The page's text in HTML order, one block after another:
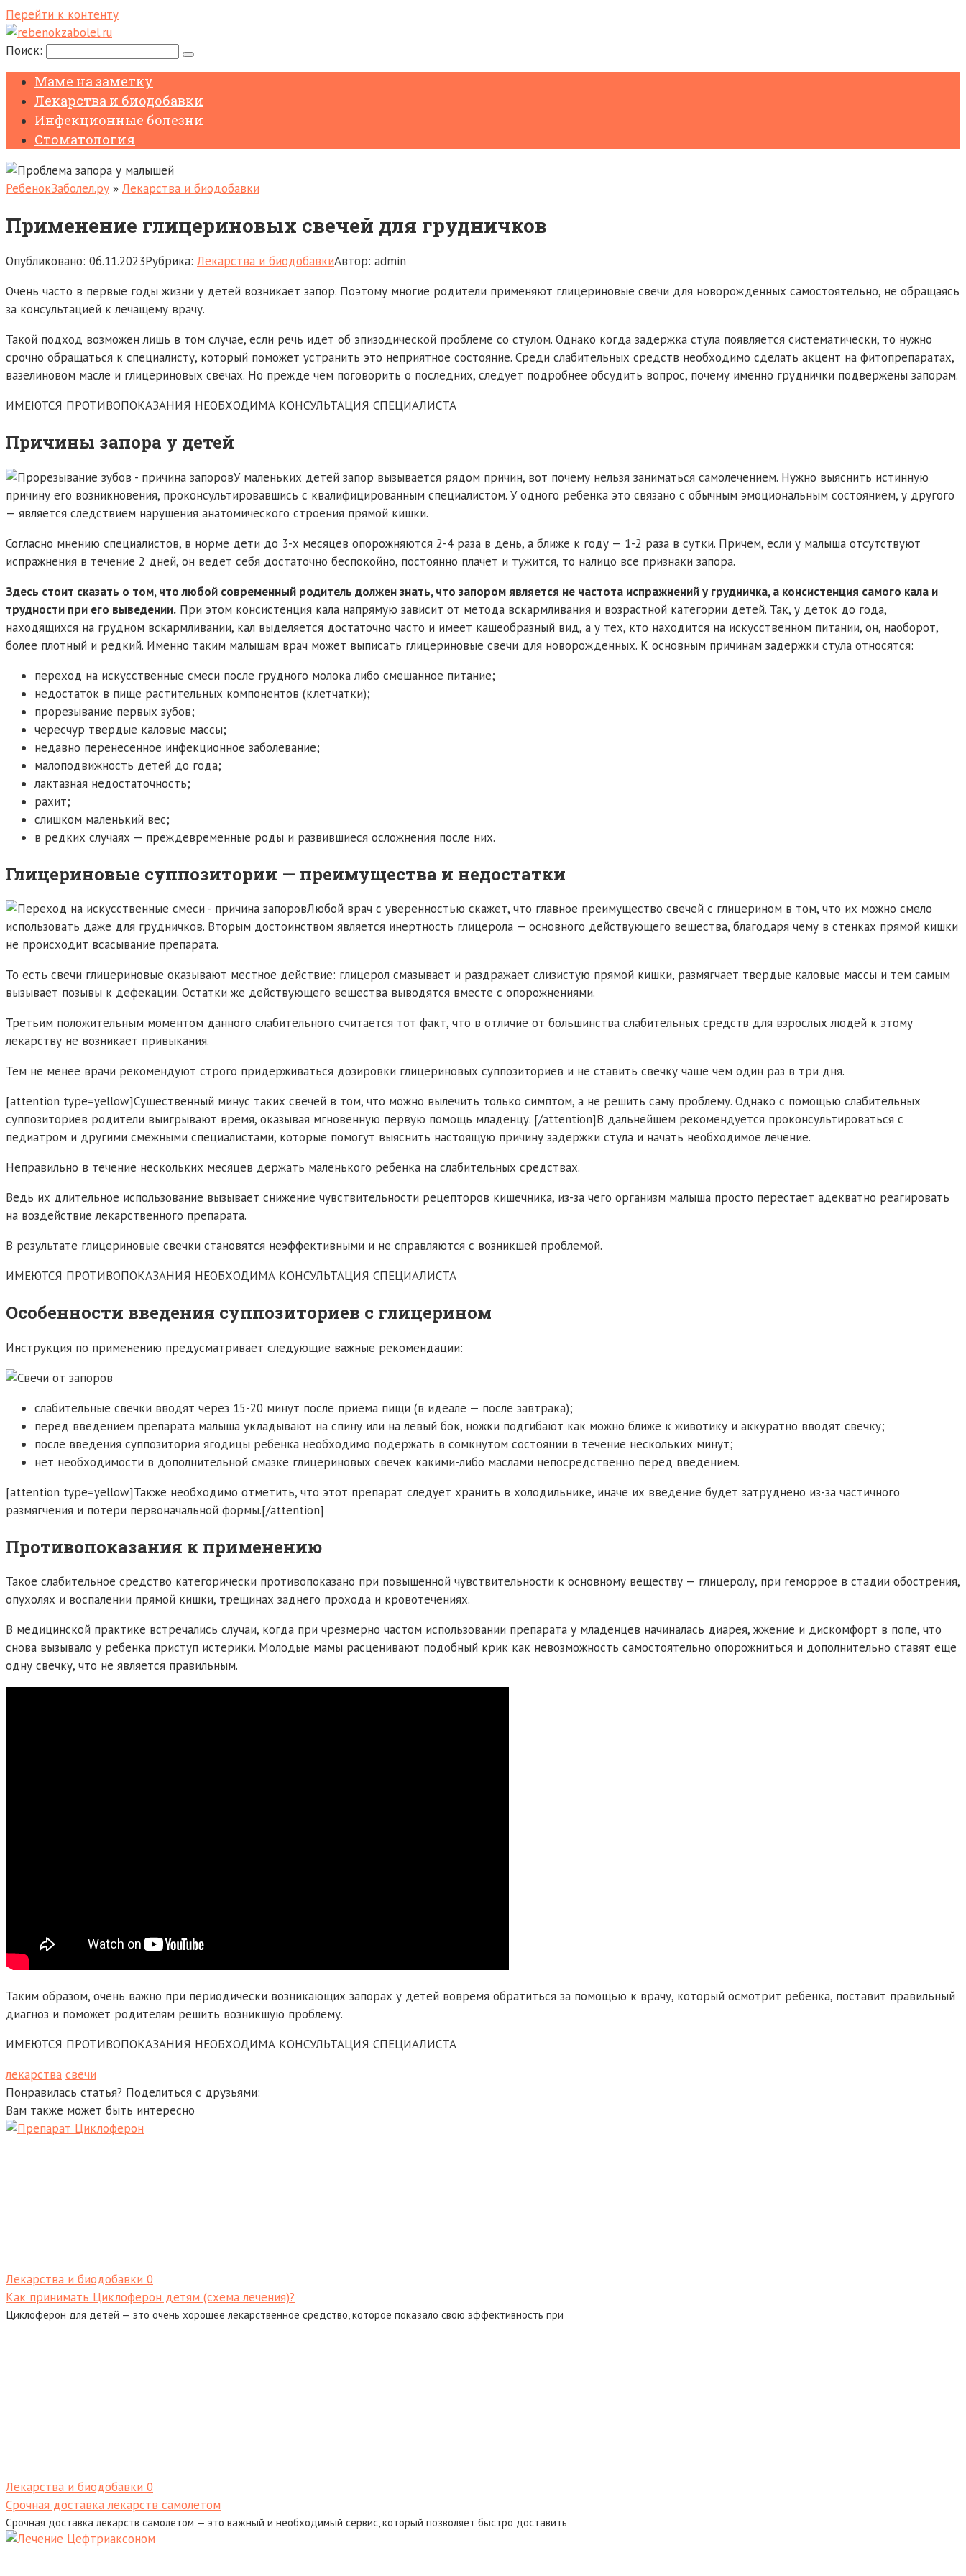
Перейти к контенту
Поиск:
Маме на заметку
Лекарства и биодобавки
Инфекционные болезни
Стоматология
РебенокЗаболел.ру » Лекарства и биодобавки
Применение глицериновых свечей для грудничков
Опубликовано: 06.11.2023Рубрика: Лекарства и биодобавкиАвтор: admin
Очень часто в первые годы жизни у детей возникает запор. Поэтому многие родители применяют глицериновые свечи для новорожденных самостоятельно, не обращаясь
за консультацией к лечащему врачу.
Такой подход возможен лишь в том случае, если речь идет об эпизодической проблеме со стулом. Однако когда задержка стула появляется систематически, то нужно
срочно обращаться к специалисту, который поможет устранить это неприятное состояние. Среди слабительных средств необходимо сделать акцент на фитопрепаратах,
вазелиновом масле и глицериновых свечах. Но прежде чем поговорить о последних, следует подробнее обсудить вопрос, почему именно груднички подвержены запорам.
ИМЕЮТСЯ ПРОТИВОПОКАЗАНИЯ НЕОБХОДИМА КОНСУЛЬТАЦИЯ СПЕЦИАЛИСТА
Причины запора у детей
У маленьких детей запор вызывается рядом причин, вот почему нельзя заниматься самолечением. Нужно выяснить истинную
причину его возникновения, проконсультировавшись с квалифицированным специалистом. У одного ребенка это связано с обычным эмоциональным состоянием, у другого
— является следствием нарушения анатомического строения прямой кишки.
Согласно мнению специалистов, в норме дети до 3-х месяцев опорожняются 2-4 раза в день, а ближе к году — 1-2 раза в сутки. Причем, если у малыша отсутствуют
испражнения в течение 2 дней, он ведет себя достаточно беспокойно, постоянно плачет и тужится, то налицо все признаки запора.
Здесь стоит сказать о том, что любой современный родитель должен знать, что запором является не частота испражнений у грудничка, а консистенция самого кала и
трудности при его выведении. При этом консистенция кала напрямую зависит от метода вскармливания и возрастной категории детей. Так, у деток до года,
находящихся на грудном вскармливании, кал выделяется достаточно часто и имеет кашеобразный вид, а у тех, кто находится на искусственном питании, он, наоборот,
более плотный и редкий. Именно таким малышам врач может выписать глицериновые свечи для новорожденных. К основным причинам задержки стула относятся:
переход на искусственные смеси после грудного молока либо смешанное питание;
недостаток в пище растительных компонентов (клетчатки);
прорезывание первых зубов;
чересчур твердые каловые массы;
недавно перенесенное инфекционное заболевание;
малоподвижность детей до года;
лактазная недостаточность;
рахит;
слишком маленький вес;
в редких случаях — преждевременные роды и развившиеся осложнения после них.
Глицериновые суппозитории — преимущества и недостатки
Любой врач с уверенностью скажет, что главное преимущество свечей с глицерином в том, что их можно смело
использовать даже для грудничков. Вторым достоинством является инертность глицерола — основного действующего вещества, благодаря чему в стенках прямой кишки
не происходит всасывание препарата.
То есть свечи глицериновые оказывают местное действие: глицерол смазывает и раздражает слизистую прямой кишки, размягчает твердые каловые массы и тем самым
вызывает позывы к дефекации. Остатки же действующего вещества выводятся вместе с опорожнениями.
Третьим положительным моментом данного слабительного считается тот факт, что в отличие от большинства слабительных средств для взрослых людей к этому
лекарству не возникает привыкания.
Тем не менее врачи рекомендуют строго придерживаться дозировки глицериновых суппозиториев и не ставить свечку чаще чем один раз в три дня.
[attention type=yellow]Существенный минус таких свечей в том, что можно вылечить только симптом, а не решить саму проблему. Однако с помощью слабительных
суппозиториев родители выигрывают время, оказывая мгновенную первую помощь младенцу. [/attention]В дальнейшем рекомендуется проконсультироваться с
педиатром и другими смежными специалистами, которые помогут выяснить настоящую причину задержки стула и начать необходимое лечение.
Неправильно в течение нескольких месяцев держать маленького ребенка на слабительных средствах.
Ведь их длительное использование вызывает снижение чувствительности рецепторов кишечника, из-за чего организм малыша просто перестает адекватно реагировать
на воздействие лекарственного препарата.
В результате глицериновые свечки становятся неэффективными и не справляются с возникшей проблемой.
ИМЕЮТСЯ ПРОТИВОПОКАЗАНИЯ НЕОБХОДИМА КОНСУЛЬТАЦИЯ СПЕЦИАЛИСТА
Особенности введения суппозиториев с глицерином
Инструкция по применению предусматривает следующие важные рекомендации:
слабительные свечки вводят через 15-20 минут после приема пищи (в идеале — после завтрака);
перед введением препарата малыша укладывают на спину или на левый бок, ножки подгибают как можно ближе к животику и аккуратно вводят свечку;
после введения суппозитория ягодицы ребенка необходимо подержать в сомкнутом состоянии в течение нескольких минут;
нет необходимости в дополнительной смазке глицериновых свечек какими-либо маслами непосредственно перед введением.
[attention type=yellow]Также необходимо отметить, что этот препарат следует хранить в холодильнике, иначе их введение будет затруднено из-за частичного
размягчения и потери первоначальной формы.[/attention]
Противопоказания к применению
Такое слабительное средство категорически противопоказано при повышенной чувствительности к основному веществу — глицеролу, при геморрое в стадии обострения,
опухолях и воспалении прямой кишки, трещинах заднего прохода и кровотечениях.
В медицинской практике встречались случаи, когда при чрезмерно частом использовании препарата у младенцев начиналась диарея, жжение и дискомфорт в попе, что
снова вызывало у ребенка приступ истерики. Молодые мамы расценивают подобный крик как невозможность самостоятельно опорожниться и дополнительно ставят еще
одну свечку, что не является правильным.
Таким образом, очень важно при периодически возникающих запорах у детей вовремя обратиться за помощью к врачу, который осмотрит ребенка, поставит правильный
диагноз и поможет родителям решить возникшую проблему.
ИМЕЮТСЯ ПРОТИВОПОКАЗАНИЯ НЕОБХОДИМА КОНСУЛЬТАЦИЯ СПЕЦИАЛИСТА
лекарства свечи
Понравилась статья? Поделиться с друзьями:
Вам также может быть интересно
Лекарства и биодобавки 0
Как принимать Циклоферон детям (схема лечения)?
Циклоферон для детей — это очень хорошее лекарственное средство, которое показало свою эффективность при
Лекарства и биодобавки 0
Срочная доставка лекарств самолетом
Срочная доставка лекарств самолетом — это важный и необходимый сервис, который позволяет быстро доставить